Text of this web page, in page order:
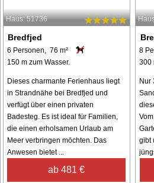
Haus: 51736
Bredfjed
6 Personen, 76 m²
150 m zum Wasser.
Dieses charmante Ferienhaus liegt
in Strandnähe bei Bredfjed und
verfügt über einen privaten
Badesteg. Es ist ideal für Familien,
die einen erholsamen Urlaub am
Meer verbringen möchten. Das
Anwesen bietet ...
ab 481 €
8
300
Nur
gibt